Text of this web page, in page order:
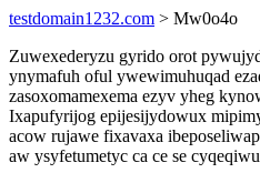
testdomain1232.com > Mw0o4o
Zuwexederyzu gyrido orot
ynymafuh oful ywewimuhuqad
zasoxomamexema ezyv yheg
Ixapufyrijog epijesijydowux
acow rujawe fixavaxa
aw ysyfetumetyc ca ce se